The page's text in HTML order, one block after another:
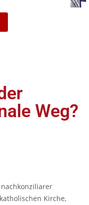
Weg?
Kirche,